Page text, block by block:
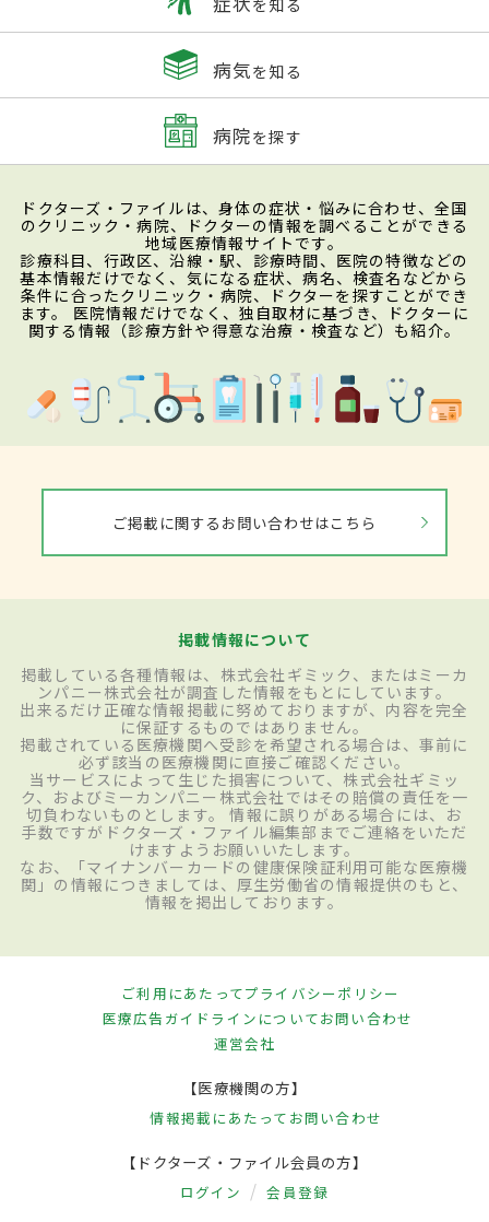
病気を知る
病院を探す
ドクターズ・ファイルは、身体の症状・悩みに合わせ、全国
のクリニック・病院、ドクターの情報を調べることができる
地域医療情報サイトです。
診療科目、行政区、沿線・駅、診療時間、医院の特徴などの
基本情報だけでなく、気になる症状、病名、検査名などから
条件に合ったクリニック・病院、ドクターを探すことができ
ます。 医院情報だけでなく、独自取材に基づき、ドクターに
関する情報（診療方針や得意な治療・検査など）も紹介。
ご掲載に関するお問い合わせはこちら
掲載情報について
掲載している各種情報は、株式会社ギミック、またはミーカ
ンパニー株式会社が調査した情報をもとにしています。
出来るだけ正確な情報掲載に努めておりますが、内容を完全
に保証するものではありません。
掲載されている医療機関へ受診を希望される場合は、事前に
必ず該当の医療機関に直接ご確認ください。
当サービスによって生じた損害について、株式会社ギミッ
ク、およびミーカンパニー株式会社ではその賠償の責任を一
切負わないものとします。 情報に誤りがある場合には、お
手数ですがドクターズ・ファイル編集部までご連絡をいただ
けますようお願いいたします。
なお、「マイナンバーカードの健康保険証利用可能な医療機
関」の情報につきましては、厚生労働省の情報提供のもと、
情報を掲出しております。
ご利用にあたってプライバシーポリシー
医療広告ガイドラインについてお問い合わせ
運営会社
【医療機関の方】
情報掲載にあたって お問い合わせ
【ドクターズ・ファイル会員の方】
ログイン 会員登録